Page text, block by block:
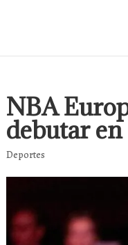
NBA
debutar
Deportes